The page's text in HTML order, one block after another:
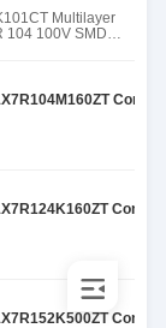
Multilayer